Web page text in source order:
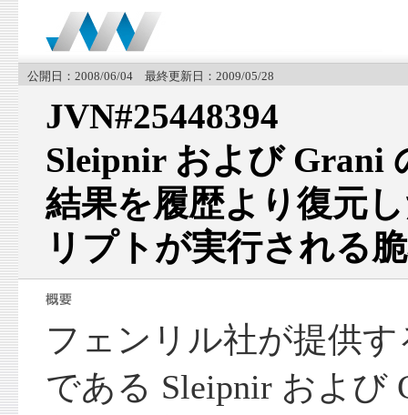
公開日：2008/06/04 最終更新日：2009/05/28
JVN#25448394
Sleipnir および Grani
結果を履歴より復元
リプトが実行される
フェンリル社が提供
である Sleipnir および